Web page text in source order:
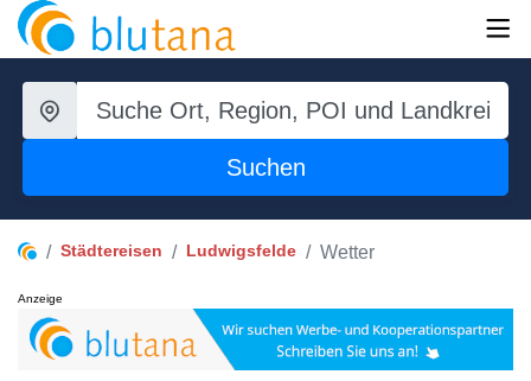
Suchen
Städtereisen Ludwigsfelde Wetter
Anzeige